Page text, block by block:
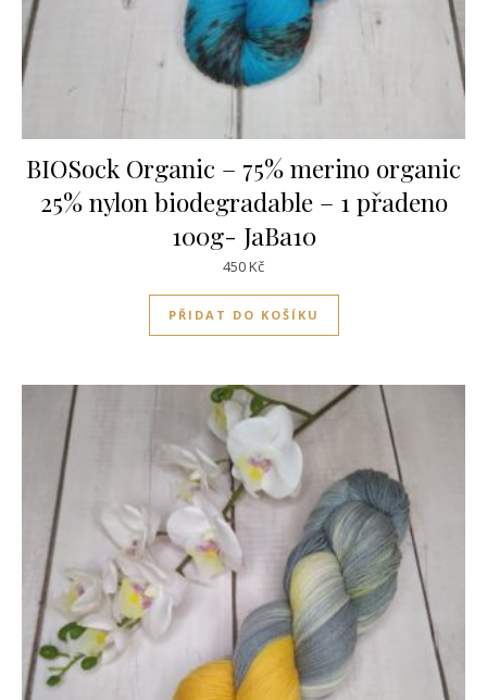
BIOSock Organic – 75% merino organic
25% nylon biodegradable – 1 přadeno
100g- JaBa10
450Kč
PŘIDAT DO KOŠÍKU